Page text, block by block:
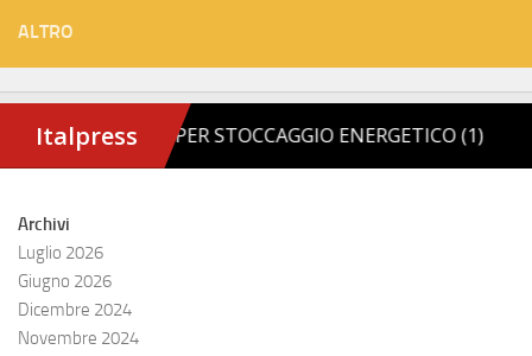
ALTRO
Archivi
Luglio 2026
Giugno 2026
Dicembre 2024
Novembre 2024